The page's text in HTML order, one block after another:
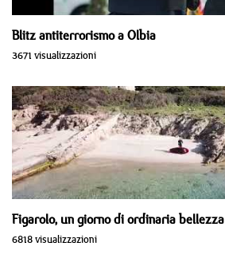
Blitz antiterrorismo a Olbia
3671 visualizzazioni
Figarolo, un giorno di ordinaria bellezza
6818 visualizzazioni